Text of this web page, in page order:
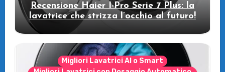
Recensione Haier I-Pro Serie 7 Plus: la
lavatrice che strizza l’occhio al futuro!
Migliori Lavatrici AI o Smart